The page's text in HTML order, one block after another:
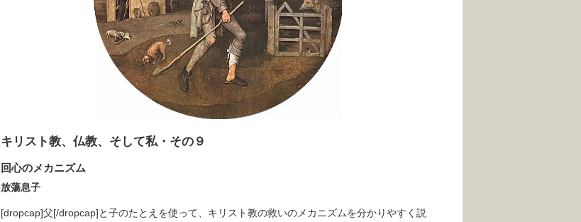
キリスト教、仏教、そして私・その９
回心のメカニズム
放蕩息子
[dropcap]父[/dropcap]と子のたとえを使って、キリスト教の救いのメカニズムを分かりやすく説